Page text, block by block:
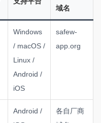
域名
Windows
/ macOS /
Linux /
Android /
iOS
safew-
app.org
Android /
各自厂商